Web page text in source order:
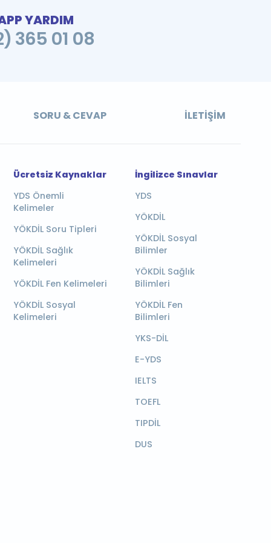
YARDIM
365 01 08
SORU & CEVAP İLETIŞIM
Ücretsiz Kaynaklar
YDS Önemli
Kelimeler
YÖKDİL Soru Tipleri
YÖKDİL Sağlık
Kelimeleri
YÖKDİL Fen Kelimeleri
YÖKDİL Sosyal
Kelimeleri
İngilizce Sınavlar
YDS
YÖKDİL
YÖKDİL Sosyal
Bilimler
YÖKDİL Sağlık
Bilimleri
YÖKDİL Fen
Bilimleri
YKS-DİL
E-YDS
IELTS
TOEFL
TIPDİL
DUS